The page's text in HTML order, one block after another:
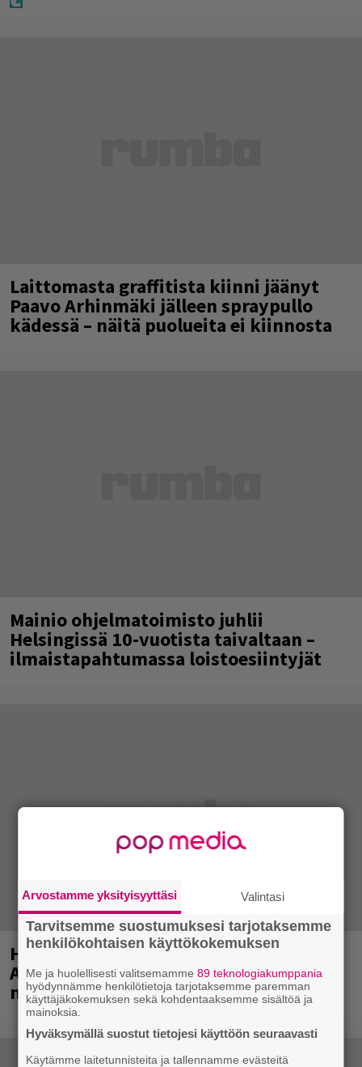
Laittomasta graffitista kiinni jäänyt
Paavo Arhinmäki jälleen spraypullo
kädessä – näitä puolueita ei kiinnosta
Mainio ohjelmatoimisto juhlii
Helsingissä 10-vuotista taivaltaan –
ilmaistapahtumassa loistoesiintyjät
Huomenna se ilmestyy – CMX:stä tutun
A.W. Yrjänän uutuusalbumi om
mammuttimainen kokonaisuus
Arvostamme yksityisyyttäsi Valintasi
Tarvitsemme suostumuksesi tarjotaksemme
henkilökohtaisen käyttökokemuksen
Me ja huolellisesti valitsemamme89 teknologiakumppania
hyödynnämme henkilötietoja tarjotaksemme paremman
käyttäjäkokemuksen sekä kohdentaaksemme sisältöä ja
mainoksia.
Hyväksymällä suostut tietojesi käyttöön seuraavasti
Käytämme laitetunnisteita ja tallennamme evästeitä